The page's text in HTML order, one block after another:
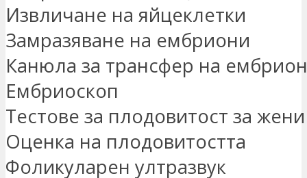
Извличане на яйцеклетки
Замразяване на ембриони
Канюла за трансфер на
Ембриоскоп
Тестове за плодовитост за жени
Оценка на плодовитостта
Фоликуларен ултразвук